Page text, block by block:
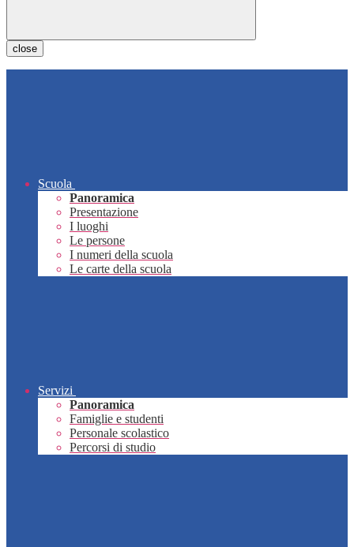
close
Scuola
Panoramica
Presentazione
I luoghi
Le persone
I numeri della scuola
Le carte della scuola
Servizi
Panoramica
Famiglie e studenti
Personale scolastico
Percorsi di studio